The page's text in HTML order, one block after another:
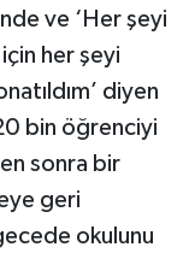
ve ‘Her şeyi
her şeyi
diyen
bin öğrenciyi
sonra bir
geri
okulunu